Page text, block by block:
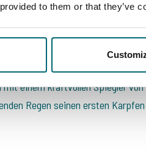
to them or that they’ve
(täglich sauber gehalten!),
einem kraftvollen Spiegler
Regen seinen ersten